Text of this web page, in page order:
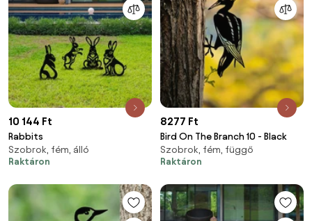
10 144 Ft
Rabbits
Szobrok, fém, álló
Raktáron
8277 Ft
Bird On The Branch 10 - Black
Szobrok, fém, függő
Raktáron